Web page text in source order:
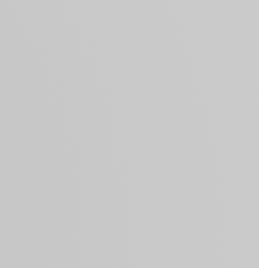
vos Options